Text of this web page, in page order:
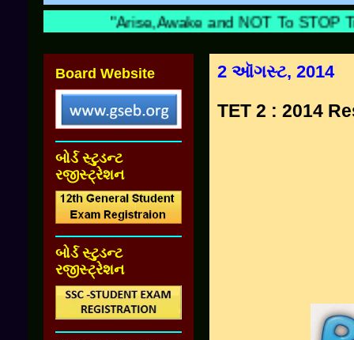
"Arise,Awake and NOT To STOP
2 ઑગસ્ટ, 2014
TET 2 : 2014
Board Website
બોર્ડ સ્ટુડન્ટ
રજીસ્ટ્રેશન
બોર્ડ સ્ટુડન્ટ
રજીસ્ટ્રેશન